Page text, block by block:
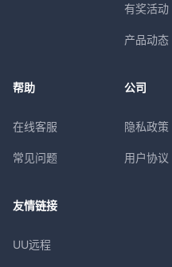
有奖活动
产品动态
帮助
在线客服
常见问题
公司
隐私政策
用户协议
友情链接
UU远程